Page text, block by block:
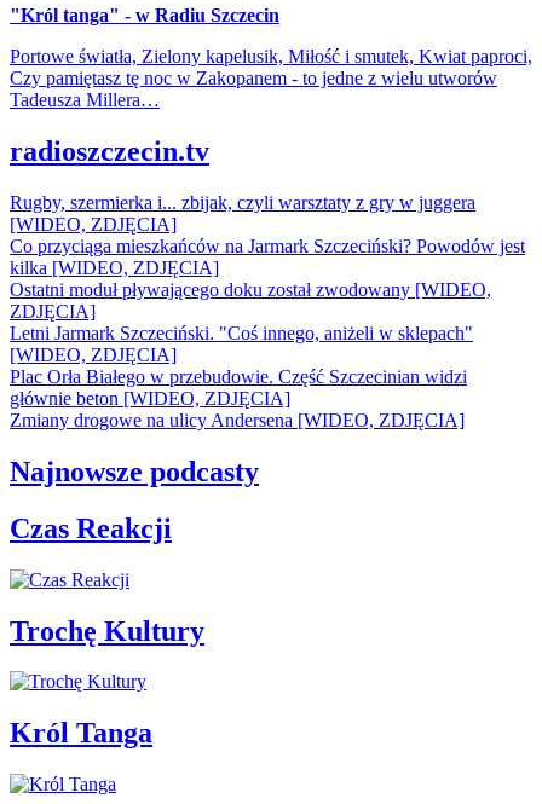
"Król tanga" - w Radiu Szczecin
Portowe światła, Zielony kapelusik, Miłość i smutek, Kwiat paproci,
Czy pamiętasz tę noc w Zakopanem - to jedne z wielu utworów
Tadeusza Millera…
radioszczecin.tv
Rugby, szermierka i... zbijak, czyli warsztaty z gry w juggera
[WIDEO, ZDJĘCIA]
Co przyciąga mieszkańców na Jarmark Szczeciński? Powodów jest
kilka [WIDEO, ZDJĘCIA]
Ostatni moduł pływającego doku został zwodowany [WIDEO,
ZDJĘCIA]
Letni Jarmark Szczeciński. "Coś innego, aniżeli w sklepach"
[WIDEO, ZDJĘCIA]
Plac Orła Białego w przebudowie. Część Szczecinian widzi
głównie beton [WIDEO, ZDJĘCIA]
Zmiany drogowe na ulicy Andersena [WIDEO, ZDJĘCIA]
Najnowsze podcasty
Czas Reakcji
Trochę Kultury
Król Tanga